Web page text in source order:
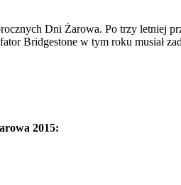
Dni Żarowa. Po trzy letniej
Bridgestone w tym roku musiał
2015: